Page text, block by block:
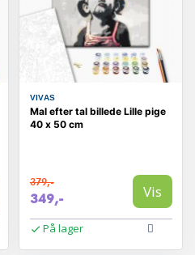
VIVAS
Mal efter tal billede Lille pige
40 x 50 cm
379,-
349,- Vis
På lager